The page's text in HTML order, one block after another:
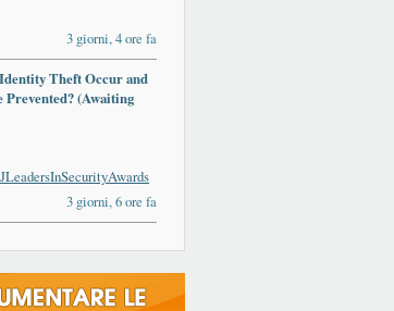
3 giorni, 4 ore fa
Theft Occur and
Prevented? (Awaiting
3 giorni, 6 ore fa